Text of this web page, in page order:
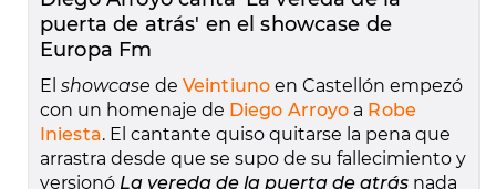
puerta de atrás' en el showcase de
Europa Fm
El showcase de Veintiuno en Castellón empezó
con un homenaje de Diego Arroyo a Robe
Iniesta. El cantante quiso quitarse la pena que
arrastra desde que se supo de su fallecimiento y
versionó La vereda de la puerta de atrás nada